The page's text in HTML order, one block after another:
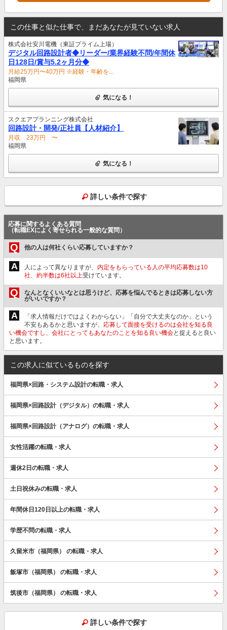
この仕事と似た仕事で、まだあなたが見ていない求人
株式会社安川電機（東証プライム上場）
デジタル回路設計者◆リーダー/業界経験不問/年間休
日128日/賞与5.2ヶ月分◆
月給25万円〜40万円 ※経験・年齢を...
福岡県
気になる！
スクエアプランニング株式会社
回路設計・開発/正社員【人材紹介】
月収 23万円 〜
福岡県
気になる！
詳しい条件で探す
応募に関するよくある質問
（転職EXによく寄せられる一般的な質問）
Q 他の人は何社くらい応募していますか？
A 人によって異なりますが、 内定をもらっている人の平均応募数は10
社、約半数は6社以上受けています。
Q
なんとなくいいなとは思うけど、応募を悩んでるときは応募しない方
がいいですか？
A
「求人情報だけではよくわからない」「自分で大丈夫なのか」という
不安もあるかと思いますが、 応募して面接を受けるのは会社を知る良
い機会ですし、会社にとってもあなたのことを知る良い機会と捉えると良い
と思います。
この求人に似ているものを探す
福岡県×回路・システム設計の転職・求人
福岡県×回路設計（デジタル）の転職・求人
福岡県×回路設計（アナログ）の転職・求人
女性活躍の転職・求人
週休2日の転職・求人
土日祝休みの転職・求人
年間休日120日以上の転職・求人
学歴不問の転職・求人
久留米市（福岡県） の転職・求人
飯塚市（福岡県） の転職・求人
筑後市（福岡県） の転職・求人
詳しい条件で探す